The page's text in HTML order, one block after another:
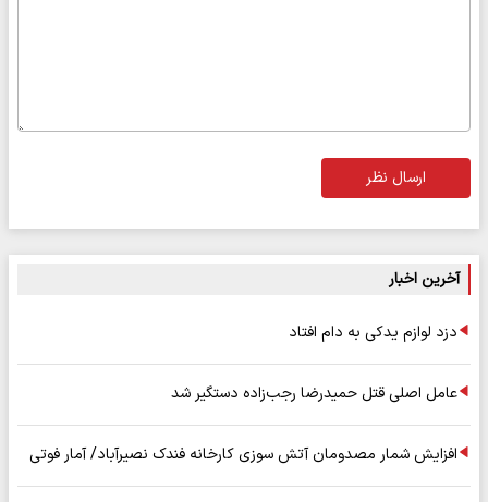
ارسال نظر
آخرین اخبار
دزد لوازم یدکی به دام افتاد
عامل اصلی قتل حمیدرضا رجب‌زاده دستگیر شد
افزایش شمار مصدومان آتش سوزی کارخانه فندک نصیرآباد/ آمار فوتی